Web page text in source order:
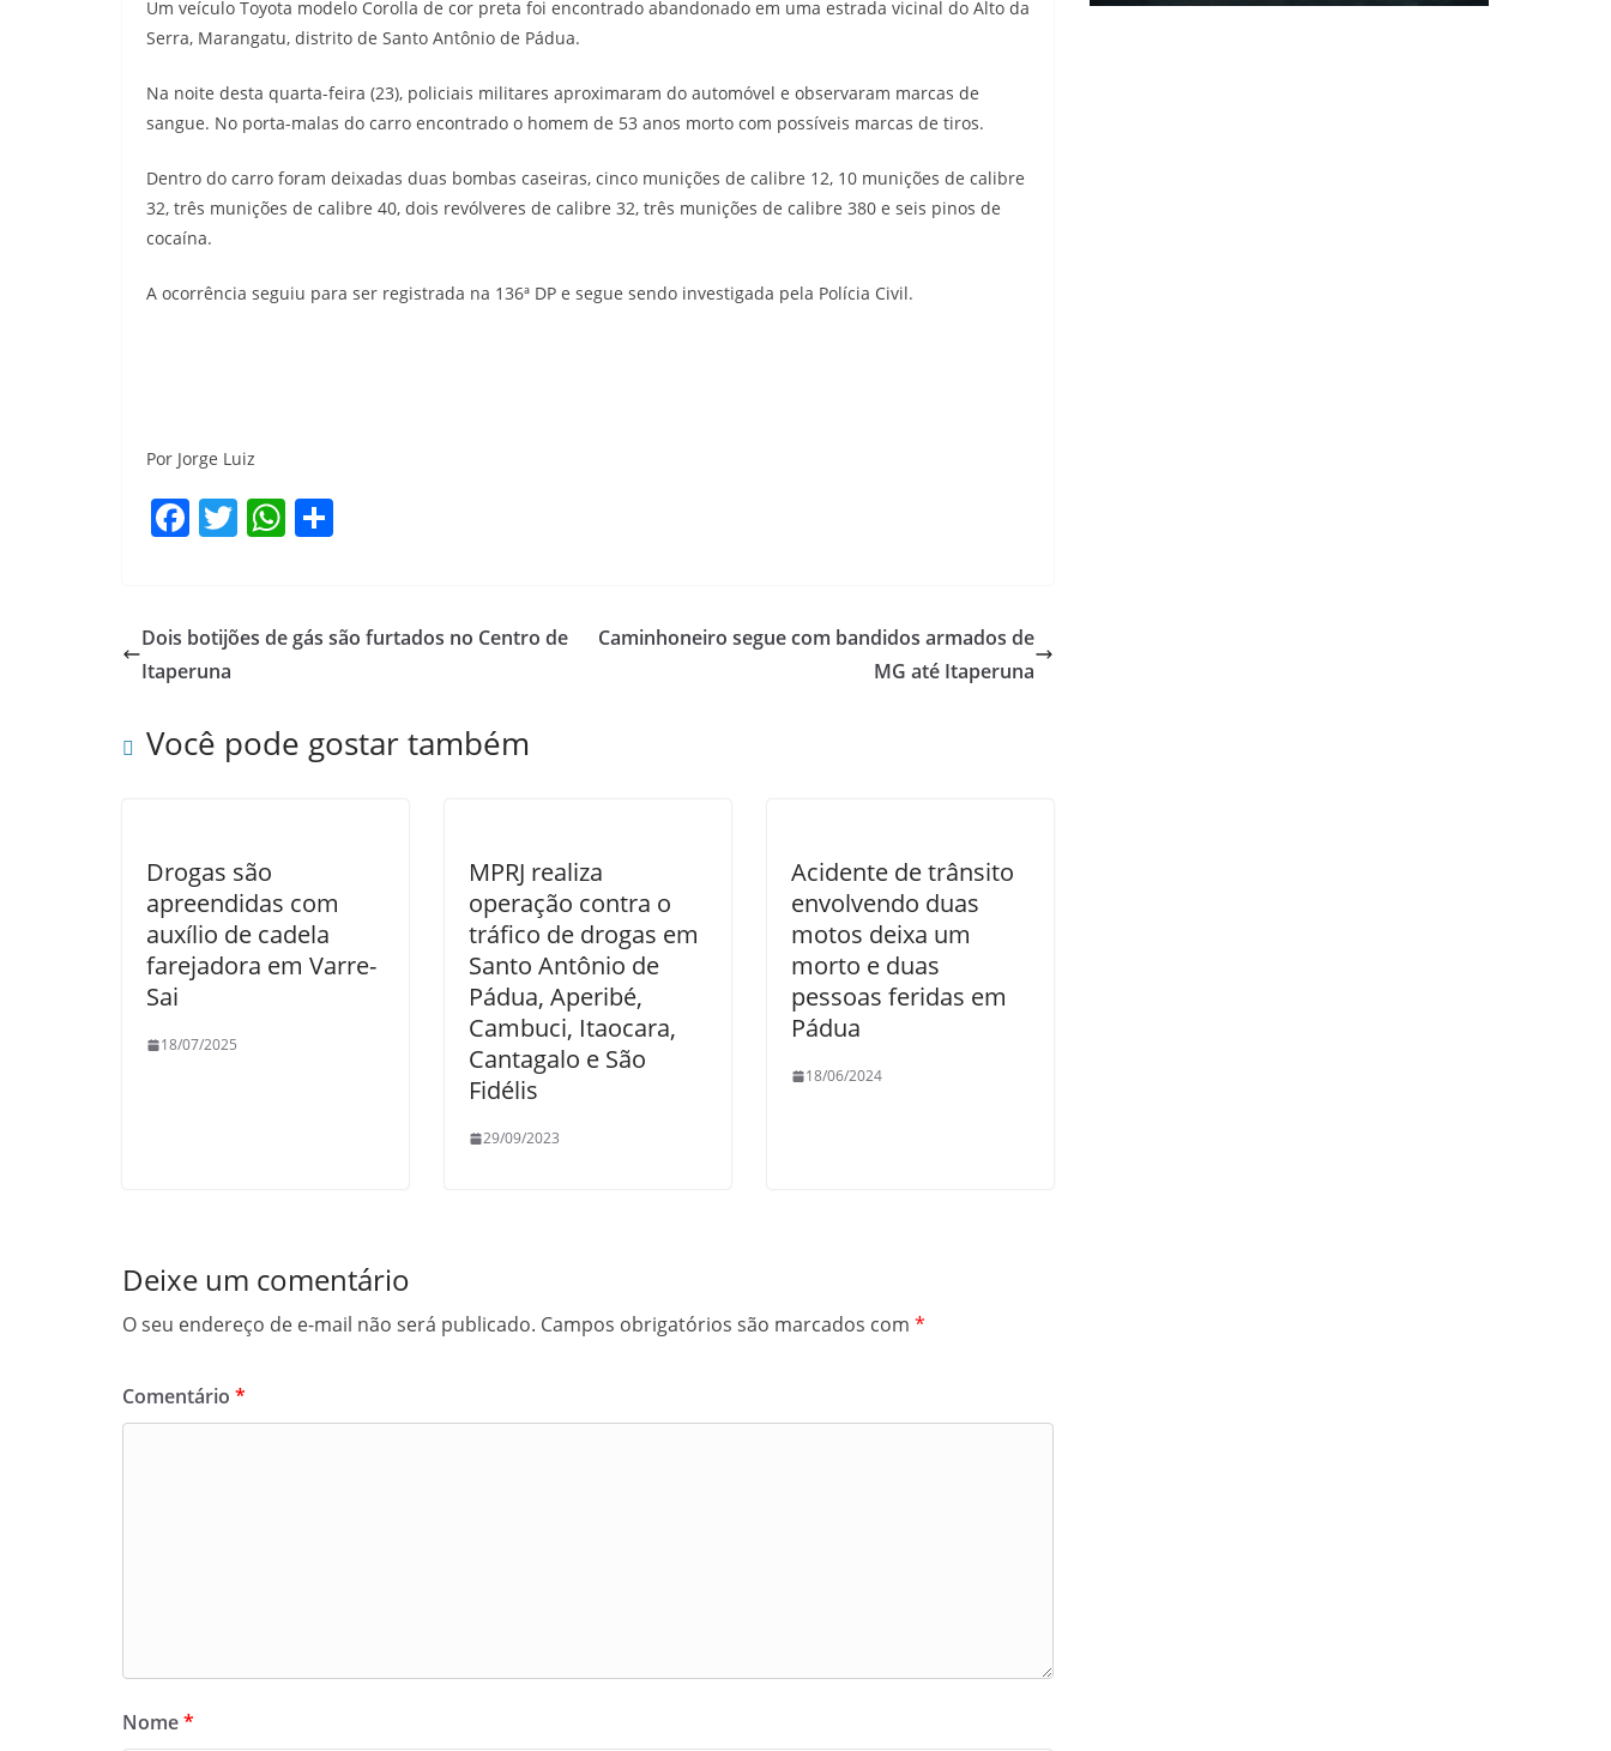
Um veículo Toyota modelo Corolla de cor preta foi encontrado abandonado em uma estrada vicinal do Alto da
Serra, Marangatu, distrito de Santo Antônio de Pádua.
Na noite desta quarta-feira (23), policiais militares aproximaram do automóvel e observaram marcas de
sangue. No porta-malas do carro encontrado o homem de 53 anos morto com possíveis marcas de tiros.
Dentro do carro foram deixadas duas bombas caseiras, cinco munições de calibre 12, 10 munições de calibre
32, três munições de calibre 40, dois revólveres de calibre 32, três munições de calibre 380 e seis pinos de
cocaína.
A ocorrência seguiu para ser registrada na 136ª DP e segue sendo investigada pela Polícia Civil.
Por Jorge Luiz
F
e
b
o
T
er
W
s
p
e
Dois botijões de gás são furtados no Centro de
Itaperuna
Caminhoneiro segue com bandidos armados de
MG até Itaperuna
Você pode gostar também
Drogas são
apreendidas com
auxílio de cadela
farejadora em Varre-
Sai
18/07/2025
MPRJ realiza
operação contra o
tráfico de drogas em
Santo Antônio de
Pádua, Aperibé,
Cambuci, Itaocara,
Cantagalo e São
Fidélis
29/09/2023
Acidente de trânsito
envolvendo duas
motos deixa um
morto e duas
pessoas feridas em
Pádua
18/06/2024
Deixe um comentário
O seu endereço de e-mail não será publicado. Campos obrigatórios são marcados com *
Comentário *
Nome*